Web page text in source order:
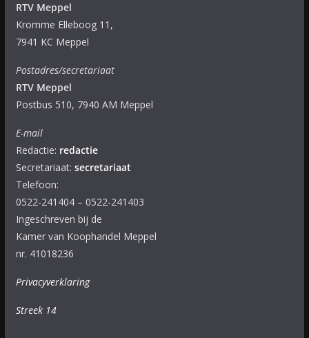
RTV Meppel
Kromme Elleboog 11,
7941 KC Meppel
Postadres/secretariaat
RTV Meppel
Postbus 510, 7940 AM Meppel
E-mail
Redactie: redactie
Secretariaat: secretariaat
Telefoon:
0522-241404 – 0522-241403
Ingeschreven bij de
Kamer van Koophandel Meppel
nr. 41018236
Privacyverklaring
Streek 14